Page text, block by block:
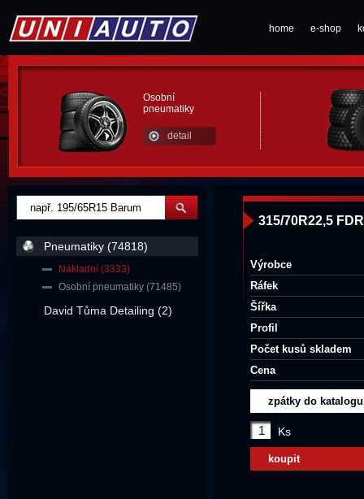
home e-shop
Osobní
pneumatiky
detail
315/70R22,5
Výrobce
Ráfek
Šířka
Profil
Počet kusů skladem
Cena
zpátky do katalogu
Ks
koupit
Pneumatiky (74818)
Nákladní (3333)
Osobní pneumatiky (71485)
David Tůma Detailing (2)